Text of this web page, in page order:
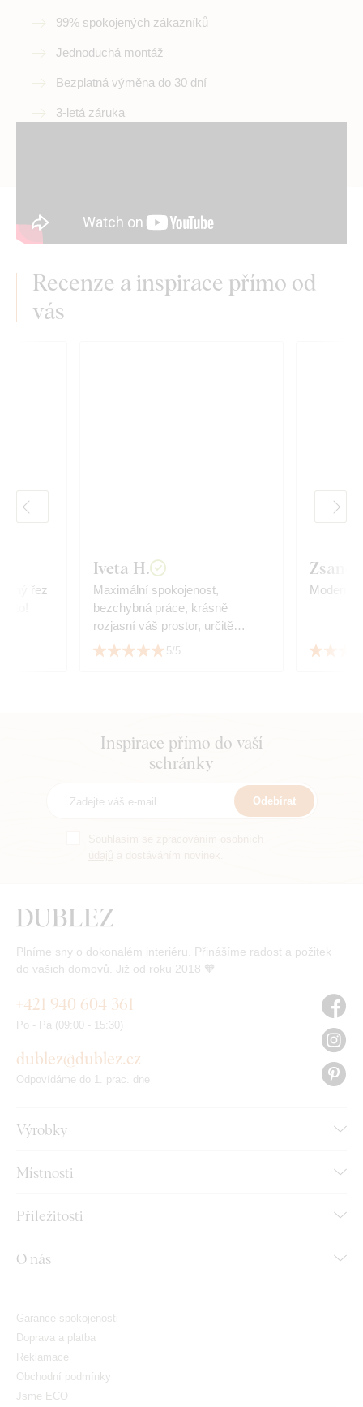
99% spokojených zákazníků
Jednoduchá montáž
Bezplatná výměna do 30 dní
3-letá záruka
Recenze a inspirace přímo od
vás
řez
Iveta H.
Maximální spokojenost,
bezchybná práce, krásně
rozjasní váš prostor, určitě
doporučuji.
5/5
Moderní,
Inspirace přímo do vaší
schránky
Odebírat
Plníme sny o dokonalém interiéru. Přinášíme radost a požitek
do vašich domovů. Již od roku 2018 🧡
Výrobky
Místnosti
Příležitosti
O nás
+421 940 604 361
Po - Pá (09:00 - 15:30)
dublez@dublez.cz
Odpovídáme do 1. prac. dne
Garance spokojenosti
Doprava a platba
Reklamace
Obchodní podmínky
Jsme ECO